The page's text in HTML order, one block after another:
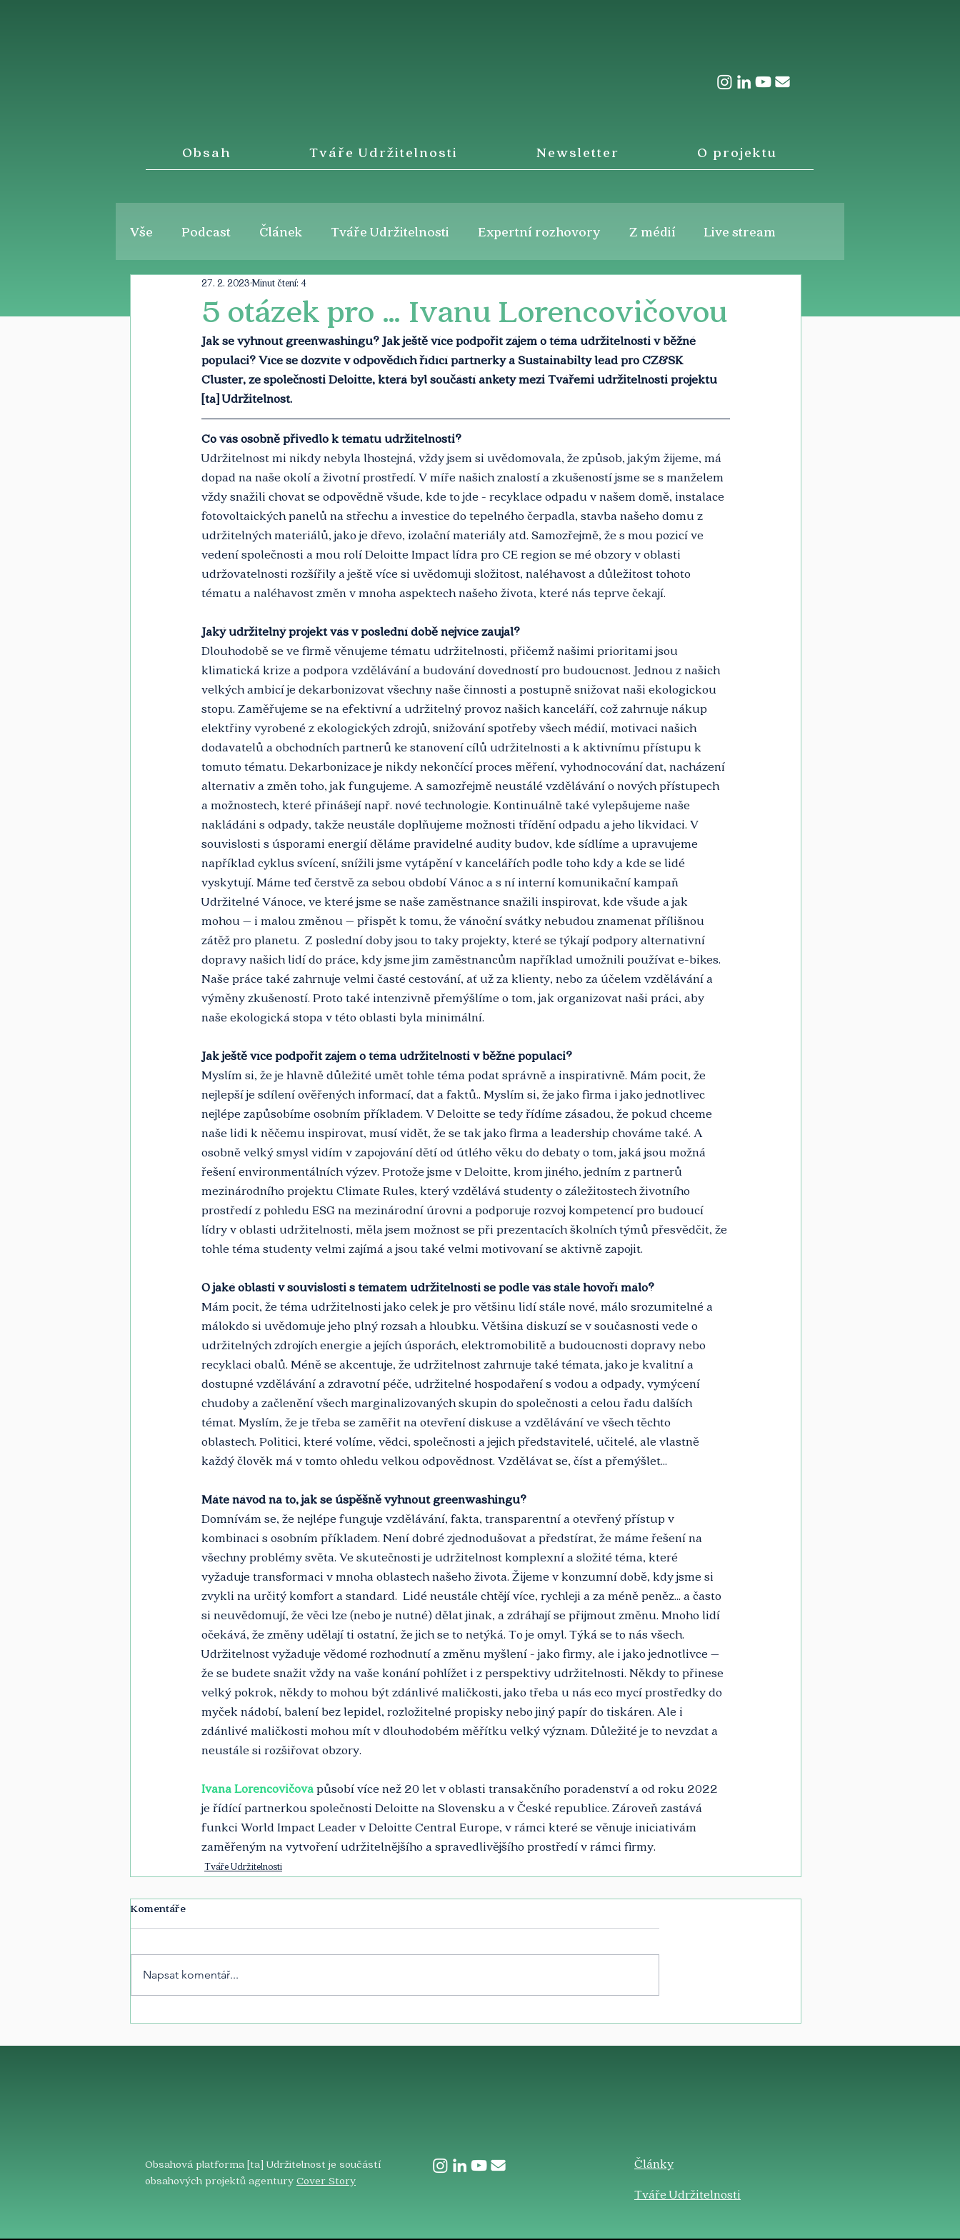
Obsah Tváře Udržitelnosti Newsletter O projektu
Vše Podcast Článek Tváře Udržitelnosti Expertní rozhovory Z médií Live stream
5 otázek pro … Ivanu Lorencovičovou
27. 2. 2023 Minut čtení: 4
Jak se vyhnout greenwashingu? Jak ještě více podpořit zájem o téma udržitelnosti v běžné
populaci? Více se dozvíte v odpovědích řídící partnerky a Sustainabilty lead pro CZ&SK
Cluster, ze společnosti Deloitte, která byl součástí ankety mezi Tvářemi udržitelnosti projektu
[ta] Udržitelnost.
Co vás osobně přivedlo k tématu udržitelnosti?
Udržitelnost mi nikdy nebyla lhostejná, vždy jsem si uvědomovala, že způsob, jakým žijeme, má
dopad na naše okolí a životní prostředí. V míře našich znalostí a zkušeností jsme se s manželem
vždy snažili chovat se odpovědně všude, kde to jde - recyklace odpadu v našem domě, instalace
fotovoltaických panelů na střechu a investice do tepelného čerpadla, stavba našeho domu z
udržitelných materiálů, jako je dřevo, izolační materiály atd. Samozřejmě, že s mou pozicí ve
vedení společnosti a mou rolí Deloitte Impact lídra pro CE region se mé obzory v oblasti
udržovatelnosti rozšířily a ještě více si uvědomuji složitost, naléhavost a důležitost tohoto
tématu a naléhavost změn v mnoha aspektech našeho života, které nás teprve čekají.
Jaký udržitelný projekt vás v poslední době nejvíce zaujal?
Dlouhodobě se ve firmě věnujeme tématu udržitelnosti, přičemž našimi prioritami jsou
klimatická krize a podpora vzdělávání a budování dovedností pro budoucnost. Jednou z našich
velkých ambicí je dekarbonizovat všechny naše činnosti a postupně snižovat naši ekologickou
stopu. Zaměřujeme se na efektivní a udržitelný provoz našich kanceláří, což zahrnuje nákup
elektřiny vyrobené z ekologických zdrojů, snižování spotřeby všech médií, motivaci našich
dodavatelů a obchodních partnerů ke stanovení cílů udržitelnosti a k aktivnímu přístupu k
tomuto tématu. Dekarbonizace je nikdy nekončící proces měření, vyhodnocování dat, nacházení
alternativ a změn toho, jak fungujeme. A samozřejmě neustálé vzdělávání o nových přístupech
a možnostech, které přinášejí např. nové technologie. Kontinuálně také vylepšujeme naše
nakládáni s odpady, takže neustále doplňujeme možnosti třídění odpadu a jeho likvidaci. V
souvislosti s úsporami energií děláme pravidelné audity budov, kde sídlíme a upravujeme
například cyklus svícení, snížili jsme vytápění v kancelářích podle toho kdy a kde se lidé
vyskytují. Máme teď čerstvě za sebou období Vánoc a s ní interní komunikační kampaň
Udržitelné Vánoce, ve které jsme se naše zaměstnance snažili inspirovat, kde všude a jak
mohou – i malou změnou – přispět k tomu, že vánoční svátky nebudou znamenat přílišnou
zátěž pro planetu.  Z poslední doby jsou to taky projekty, které se týkají podpory alternativní
dopravy našich lidí do práce, kdy jsme jim zaměstnancům například umožnili používat e-bikes.
Naše práce také zahrnuje velmi časté cestování, ať už za klienty, nebo za účelem vzdělávání a
výměny zkušeností. Proto také intenzivně přemýšlíme o tom, jak organizovat naši práci, aby
naše ekologická stopa v této oblasti byla minimální.
Jak ještě více podpořit zájem o téma udržitelnosti v běžné populaci?
Myslím si, že je hlavně důležité umět tohle téma podat správně a inspirativně. Mám pocit, že
nejlepší je sdílení ověřených informací, dat a faktů.. Myslím si, že jako firma i jako jednotlivec
nejlépe zapůsobíme osobním příkladem. V Deloitte se tedy řídíme zásadou, že pokud chceme
naše lidi k něčemu inspirovat, musí vidět, že se tak jako firma a leadership chováme také. A
osobně velký smysl vidím v zapojování dětí od útlého věku do debaty o tom, jaká jsou možná
řešení environmentálních výzev. Protože jsme v Deloitte, krom jiného, jedním z partnerů
mezinárodního projektu Climate Rules, který vzdělává studenty o záležitostech životního
prostředí z pohledu ESG na mezinárodní úrovni a podporuje rozvoj kompetencí pro budoucí
lídry v oblasti udržitelnosti, měla jsem možnost se při prezentacích školních týmů přesvědčit, že
tohle téma studenty velmi zajímá a jsou také velmi motivovaní se aktivně zapojit.
O jaké oblasti v souvislosti s tématem udržitelnosti se podle vás stále hovoří málo?
Mám pocit, že téma udržitelnosti jako celek je pro většinu lidí stále nové, málo srozumitelné a
málokdo si uvědomuje jeho plný rozsah a hloubku. Většina diskuzí se v současnosti vede o
udržitelných zdrojích energie a jejích úsporách, elektromobilitě a budoucnosti dopravy nebo
recyklaci obalů. Méně se akcentuje, že udržitelnost zahrnuje také témata, jako je kvalitní a
dostupné vzdělávání a zdravotní péče, udržitelné hospodaření s vodou a odpady, vymýcení
chudoby a začlenění všech marginalizovaných skupin do společnosti a celou řadu dalších
témat. Myslím, že je třeba se zaměřit na otevření diskuse a vzdělávání ve všech těchto
oblastech. Politici, které volíme, vědci, společnosti a jejich představitelé, učitelé, ale vlastně
každý člověk má v tomto ohledu velkou odpovědnost. Vzdělávat se, číst a přemýšlet...
Máte návod na to, jak se úspěšně vyhnout greenwashingu?
Domnívám se, že nejlépe funguje vzdělávání, fakta, transparentní a otevřený přístup v
kombinaci s osobním příkladem. Není dobré zjednodušovat a předstírat, že máme řešení na
všechny problémy světa. Ve skutečnosti je udržitelnost komplexní a složité téma, které
vyžaduje transformaci v mnoha oblastech našeho života. Žijeme v konzumní době, kdy jsme si
zvykli na určitý komfort a standard.  Lidé neustále chtějí více, rychleji a za méně peněz... a často
si neuvědomují, že věci lze (nebo je nutné) dělat jinak, a zdráhají se přijmout změnu. Mnoho lidí
očekává, že změny udělají ti ostatní, že jich se to netýká. To je omyl. Týká se to nás všech.
Udržitelnost vyžaduje vědomé rozhodnutí a změnu myšlení - jako firmy, ale i jako jednotlivce –
že se budete snažit vždy na vaše konání pohlížet i z perspektivy udržitelnosti. Někdy to přinese
velký pokrok, někdy to mohou být zdánlivé maličkosti, jako třeba u nás eco mycí prostředky do
myček nádobí, balení bez lepidel, rozložitelné propisky nebo jiný papír do tiskáren. Ale i
zdánlivé maličkosti mohou mít v dlouhodobém měřítku velký význam. Důležité je to nevzdat a
neustále si rozšiřovat obzory.
Ivana Lorencovičová působí více než 20 let v oblasti transakčního poradenství a od roku 2022
je řídící partnerkou společnosti Deloitte na Slovensku a v České republice. Zároveň zastává
funkci World Impact Leader v Deloitte Central Europe, v rámci které se věnuje iniciativám
zaměřeným na vytvoření udržitelnějšího a spravedlivějšího prostředí v rámci firmy.
Tváře Udržitelnosti
Komentáře
Napsat komentář...
​Články
Tváře Udržitelnosti
Obsahová platforma [ta] Udržitelnost je součástí
obsahových projektů agentury Cover Story